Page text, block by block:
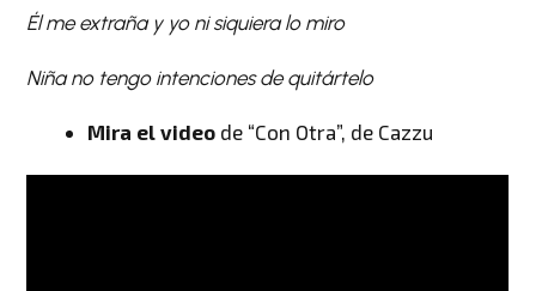
Él me extraña y yo ni siquiera lo miro
Niña no tengo intenciones de quitártelo
Mira el video de “Con Otra”, de Cazzu